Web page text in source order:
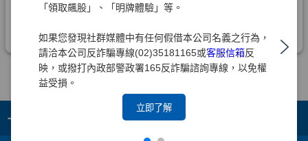
「領取飆股」、「明牌體驗」等。
如果您發現社群媒體中有任何假借本公司名義之行為，
請洽本公司反詐騙專線(02)35181165或客服信箱反
映，或撥打內政部警政署165反詐騙諮詢專線，以免權
益受損。
立即了解
+